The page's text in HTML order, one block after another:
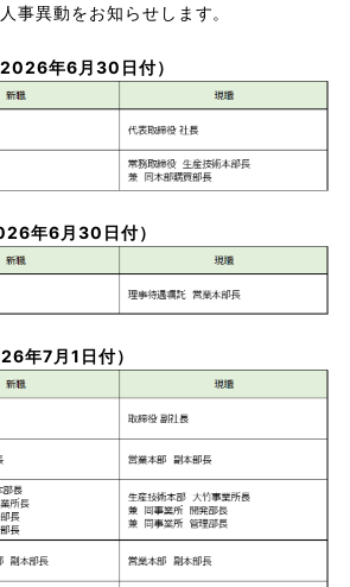
事異動をお知らせします。
年6月30日付）
年6月30日付）
年7月1日付）